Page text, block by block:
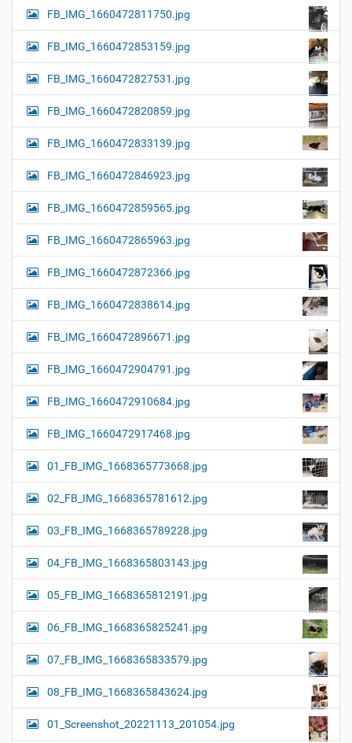
FB_IMG_1660472811750.jpg
FB_IMG_1660472853159.jpg
FB_IMG_1660472827531.jpg
FB_IMG_1660472820859.jpg
FB_IMG_1660472833139.jpg
FB_IMG_1660472846923.jpg
FB_IMG_1660472859565.jpg
FB_IMG_1660472865963.jpg
FB_IMG_1660472872366.jpg
FB_IMG_1660472838614.jpg
FB_IMG_1660472896671.jpg
FB_IMG_1660472904791.jpg
FB_IMG_1660472910684.jpg
FB_IMG_1660472917468.jpg
01_FB_IMG_1668365773668.jpg
02_FB_IMG_1668365781612.jpg
03_FB_IMG_1668365789228.jpg
04_FB_IMG_1668365803143.jpg
05_FB_IMG_1668365812191.jpg
06_FB_IMG_1668365825241.jpg
07_FB_IMG_1668365833579.jpg
08_FB_IMG_1668365843624.jpg
01_Screenshot_20221113_201054.jpg